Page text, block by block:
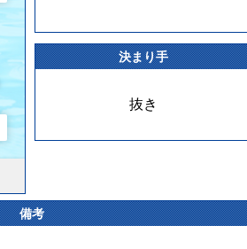
決まり手
抜き
備考